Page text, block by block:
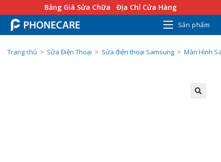
Bảng Giá Sửa Chữa Địa Chỉ Cửa Hàng
Sản phẩm
Trang chủ > Sửa Điện Thoại > Sửa điện thoại Samsung > Màn Hình